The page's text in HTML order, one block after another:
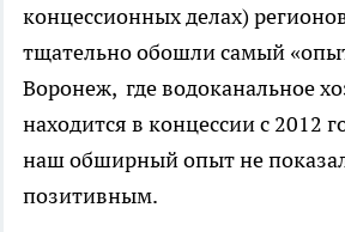
концессионных делах)
тщательно обошли самый
Воронеж, где водоканальное
находится в концессии с 2012
наш обширный опыт не
позитивным.